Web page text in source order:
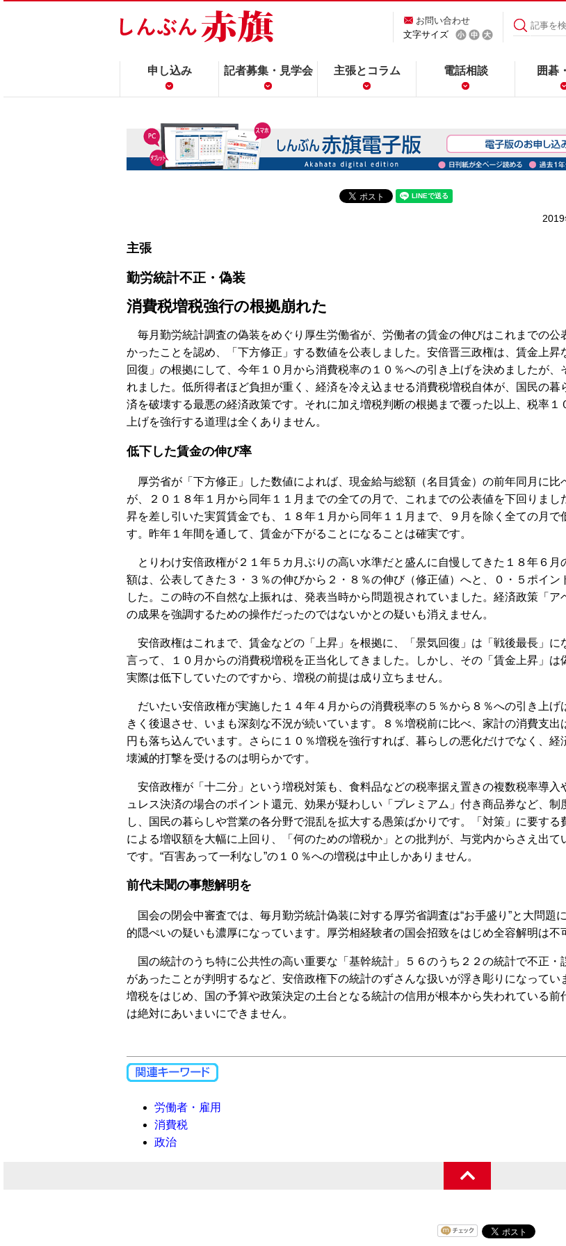
お問い合わせ
文字サイズ
申し込み 記者募集・見学会 主張とコラム 電話相談 囲碁
主張
勤労統計不正・偽装
消費税増税強行の根拠崩れた
毎月勤労統計調査の偽装をめぐり厚生労働省が、労働者の賃金の伸びはこれまでの公
かったことを認め、「下方修正」する数値を公表しました。安倍晋三政権は、賃金上昇
回復」の根拠にして、今年１０月から消費税率の１０％への引き上げを決めましたが、
れました。低所得者ほど負担が重く、経済を冷え込ませる消費税増税自体が、国民の暮
済を破壊する最悪の経済政策です。それに加え増税判断の根拠まで覆った以上、税率１
上げを強行する道理は全くありません。
低下した賃金の伸び率
厚労省が「下方修正」した数値によれば、現金給与総額（名目賃金）の前年同月に比
が、２０１８年１月から同年１１月までの全ての月で、これまでの公表値を下回りまし
昇を差し引いた実質賃金でも、１８年１月から同年１１月まで、９月を除く全ての月で
す。昨年１年間を通して、賃金が下がることになることは確実です。
とりわけ安倍政権が２１年５カ月ぶりの高い水準だと盛んに自慢してきた１８年６月
額は、公表してきた３・３％の伸びから２・８％の伸び（修正値）へと、０・５ポイン
した。この時の不自然な上振れは、発表当時から問題視されていました。経済政策「ア
の成果を強調するための操作だったのではないかとの疑いも消えません。
安倍政権はこれまで、賃金などの「上昇」を根拠に、「景気回復」は「戦後最長」に
言って、１０月からの消費税増税を正当化してきました。しかし、その「賃金上昇」は
実際は低下していたのですから、増税の前提は成り立ちません。
だいたい安倍政権が実施した１４年４月からの消費税率の５％から８％への引き上げ
きく後退させ、いまも深刻な不況が続いています。８％増税前に比べ、家計の消費支出
円も落ち込んでいます。さらに１０％増税を強行すれば、暮らしの悪化だけでなく、経
壊滅的打撃を受けるのは明らかです。
安倍政権が「十二分」という増税対策も、食料品などの税率据え置きの複数税率導入
ュレス決済の場合のポイント還元、効果が疑わしい「プレミアム」付き商品券など、制
し、国民の暮らしや営業の各分野で混乱を拡大する愚策ばかりです。「対策」に要する
による増収額を大幅に上回り、「何のための増税か」との批判が、与党内からさえ出て
です。“百害あって一利なし”の１０％への増税は中止しかありません。
前代未聞の事態解明を
国会の閉会中審査では、毎月勤労統計偽装に対する厚労省調査は“お手盛り”と大問題
的隠ぺいの疑いも濃厚になっています。厚労相経験者の国会招致をはじめ全容解明は不
国の統計のうち特に公共性の高い重要な「基幹統計」５６のうち２２の統計で不正・
があったことが判明するなど、安倍政権下の統計のずさんな扱いが浮き彫りになってい
増税をはじめ、国の予算や政策決定の土台となる統計の信用が根本から失われている前
は絶対にあいまいにできません。
労働者・雇用
消費税
政治